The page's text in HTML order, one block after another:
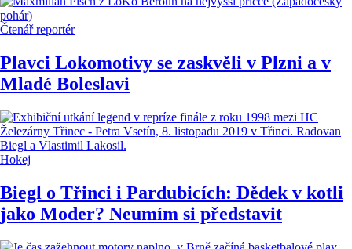
Čtenář reportér
Plavci Lokomotivy se zaskvěli v Plzni a v
Mladé Boleslavi
Hokej
Biegl o Třinci i Pardubicích: Dědek v kotli
jako Moder? Neumím si představit